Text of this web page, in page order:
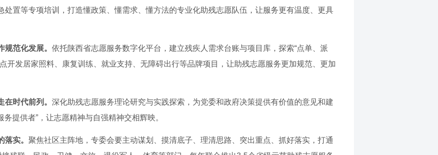
处置等专项培训，打造懂政策、懂需求、懂方法的专业化助残志愿队伍，让服务更有温度、更具
范化发展。 依托陕西省志愿服务数字化平台，建立残疾人需求台账与项目库，探索“点单、派
开发居家照料、康复训练、就业支持、无障碍出行等品牌项目，让助残志愿服务更加规范、更加
时代前列。 深化助残志愿服务理论研究与实践探索，为党委和政府决策提供有价值的意见和建
务提供者”，让志愿精神与自强精神交相辉映。
实。 聚焦社区主阵地，专委会要主动谋划、摸清底子、理清思路、突出重点、抓好落实，打通